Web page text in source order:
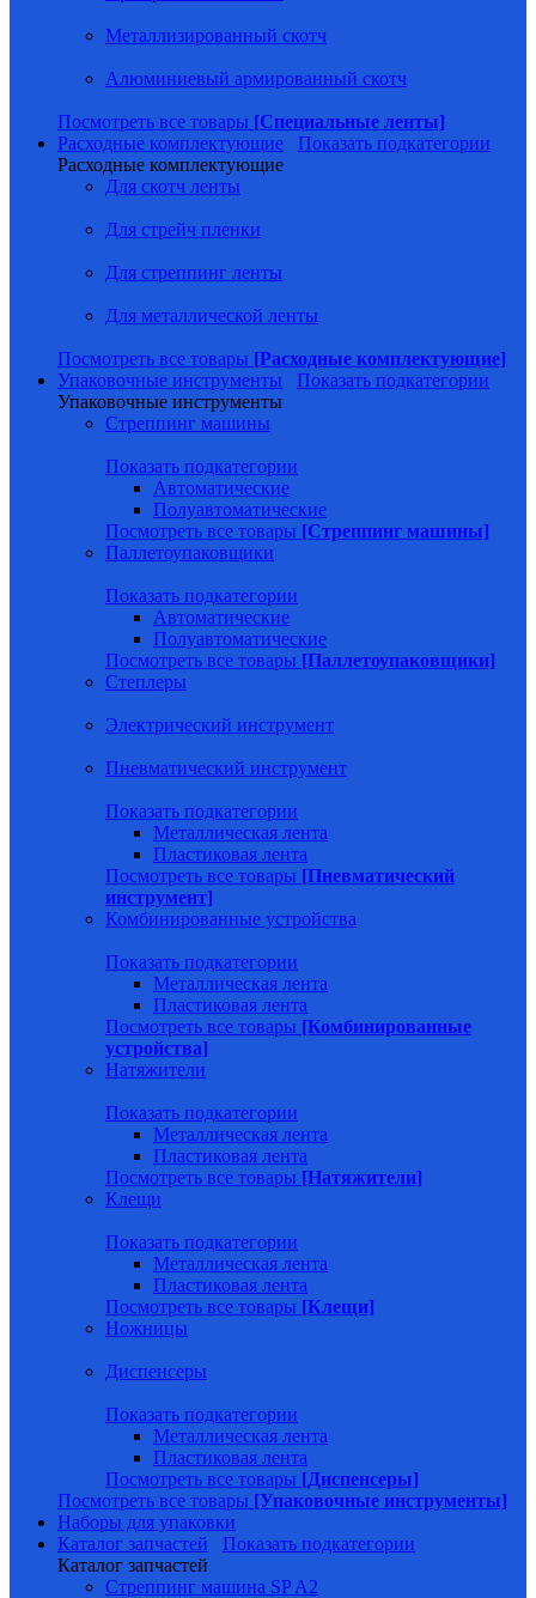
Металлизированный скотч
Алюминиевый армированный скотч
Посмотреть все товары [Специальные ленты]
Расходные комплектующие
Показать подкатегории
Расходные комплектующие
Для скотч ленты
Для стрейч пленки
Для стреппинг ленты
Для металлической ленты
Посмотреть все товары [Расходные комплектующие]
Упаковочные инструменты
Показать подкатегории
Упаковочные инструменты
Стреппинг машины
Показать подкатегории
Автоматические
Полуавтоматические
Посмотреть все товары [Стреппинг машины]
Паллетоупаковщики
Показать подкатегории
Автоматические
Полуавтоматические
Посмотреть все товары [Паллетоупаковщики]
Степлеры
Электрический инструмент
Пневматический инструмент
Показать подкатегории
Металлическая лента
Пластиковая лента
Посмотреть все товары [Пневматический
инструмент]
Комбинированные устройства
Показать подкатегории
Металлическая лента
Пластиковая лента
Посмотреть все товары [Комбинированные
устройства]
Натяжители
Показать подкатегории
Металлическая лента
Пластиковая лента
Посмотреть все товары [Натяжители]
Клещи
Показать подкатегории
Металлическая лента
Пластиковая лента
Посмотреть все товары [Клещи]
Ножницы
Диспенсеры
Показать подкатегории
Металлическая лента
Пластиковая лента
Посмотреть все товары [Диспенсеры]
Посмотреть все товары [Упаковочные инструменты]
Наборы для упаковки
Каталог запчастей
Показать подкатегории
Каталог запчастей
Стреппинг машина SP A2